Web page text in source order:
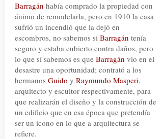
Barragán había comprado la propiedad con
ánimo de remodelarla, pero en 1910 la casa
sufrió un incendió que la dejó en
escombros, no sabemos si Barragán tenía
seguro y estaba cubierto contra daños, pero
lo que sí sabemos es que Barragán vio en el
desastre una oportunidad; contrató a los
hermanos Guido y Raymundo Masperi,
arquitecto y escultor respectivamente, para
que realizarán el diseño y la construcción de
un edificio que en esa época que pretendía
ser un ícono en lo que a arquitectura se
refiere.